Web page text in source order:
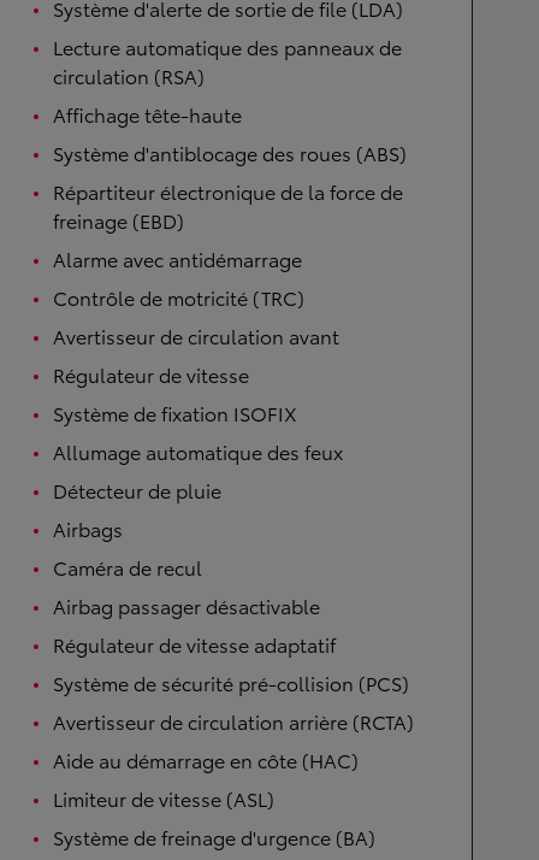
Système d'alerte de sortie de file (LDA)
Lecture automatique des panneaux de
circulation (RSA)
Affichage tête-haute
Système d'antiblocage des roues (ABS)
Répartiteur électronique de la force de
freinage (EBD)
Alarme avec antidémarrage
Contrôle de motricité (TRC)
Avertisseur de circulation avant
Régulateur de vitesse
Système de fixation ISOFIX
Allumage automatique des feux
Détecteur de pluie
Airbags
Caméra de recul
Airbag passager désactivable
Régulateur de vitesse adaptatif
Système de sécurité pré-collision (PCS)
Avertisseur de circulation arrière (RCTA)
Aide au démarrage en côte (HAC)
Limiteur de vitesse (ASL)
Système de freinage d'urgence (BA)